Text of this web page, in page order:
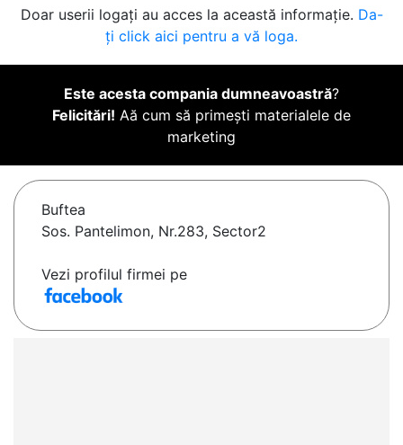
Doar userii logați au acces la această informație. Da-
ți click aici pentru a vă loga.
Este acesta compania dumneavoastră?
Felicitări! Aă cum să primești materialele de
marketing
Buftea
Sos. Pantelimon, Nr.283, Sector2
Vezi profilul firmei pe